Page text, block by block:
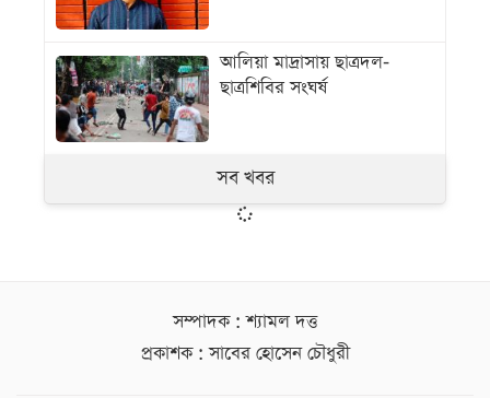
আলিয়া মাদ্রাসায় ছাত্রদল-
ছাত্রশিবির সংঘর্ষ
সব খবর
সম্পাদক : শ্যামল দত্ত
প্রকাশক : সাবের হোসেন চৌধুরী